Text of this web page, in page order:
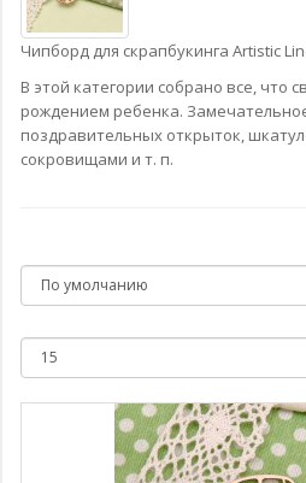
Чипборд для скрапбукинга Artistic
В этой категории собрано все, что
рождением ребенка.
поздравительных открыток,
сокровищами и т. п.